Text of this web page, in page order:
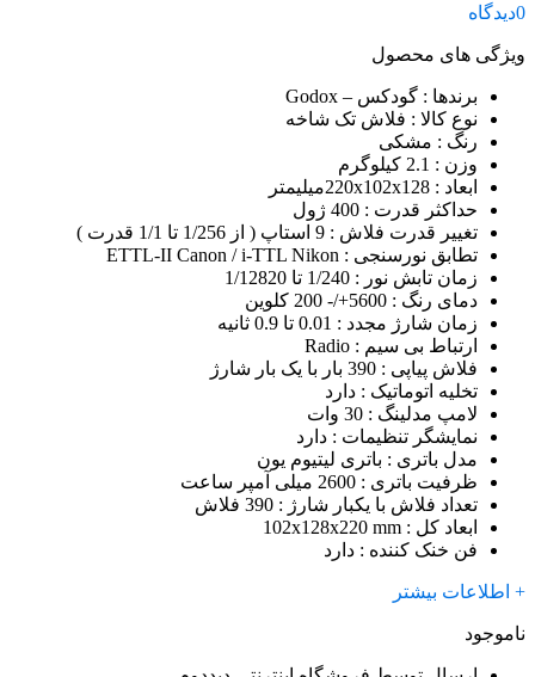
0دیدگاه
ویژگی های محصول
برندها : گودکس – Godox
نوع کالا : فلاش‌ تک شاخه
رنگ : مشکی
وزن : 2.1 کیلوگرم
ابعاد : 220x102x128میلیمتر
حداکثر قدرت : 400 ژول
تغییر قدرت فلاش : 9 استاپ ( از 1/256 تا 1/1 قدرت )
تطابق نورسنجی : ETTL-II Canon / i-TTL Nikon
زمان تابش نور : 1/240 تا 1/12820
دمای رنگ : 5600+/- 200 کلوین
زمان شارژ مجدد : 0.01 تا 0.9 ثانیه
ارتباط بی سیم : Radio
فلاش پیاپی : 390 بار با یک بار شارژ
تخلیه اتوماتیک : دارد
لامپ مدلینگ : 30 وات
نمایشگر تنظیمات : دارد
مدل باتری : باتری لیتیوم یون
ظرفیت باتری : 2600 میلی آمپر ساعت
تعداد فلاش با یکبار شارژ : 390 فلاش
ابعاد کل : 102x128x220 mm
فن خنک کننده : دارد
+ اطلاعات بیشتر
ناموجود